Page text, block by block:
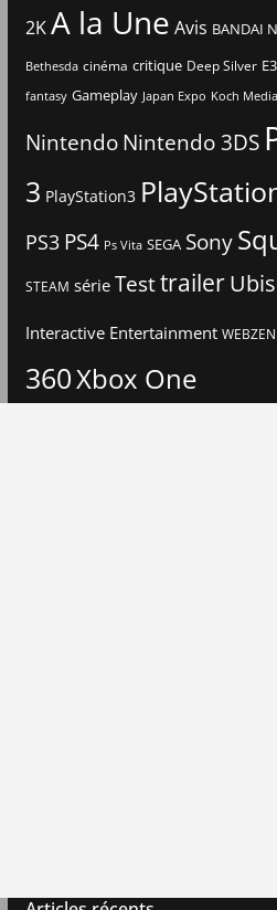
2KA la Une Avis BANDAI
Bethesda cinéma critique Deep Silver
fantasy Gameplay Japan Expo Koch Media
Nintendo Nintendo 3DS
3 PlayStation3
PS3 PS4 Ps Vita SEGA Sony
STEAM série Testtrailer
Interactive Entertainment WEBZEN
360Xbox One